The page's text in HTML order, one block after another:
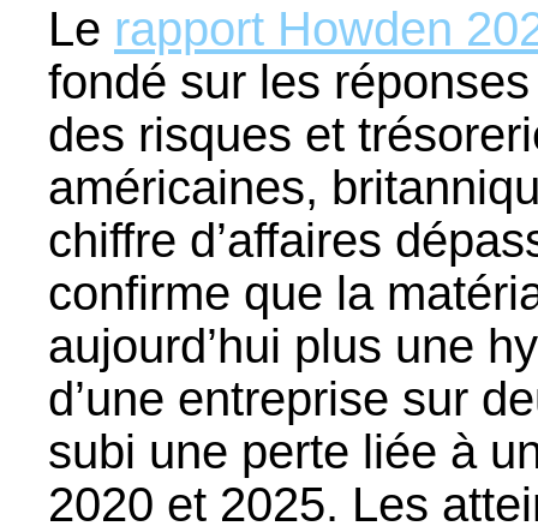
Le rapport Howden
fondé sur les
des risques et
américaines,
chiffre d’affaires
confirme que la
aujourd’hui plus une
d’une entreprise sur
subi une perte liée à
2020 et 2025. Les